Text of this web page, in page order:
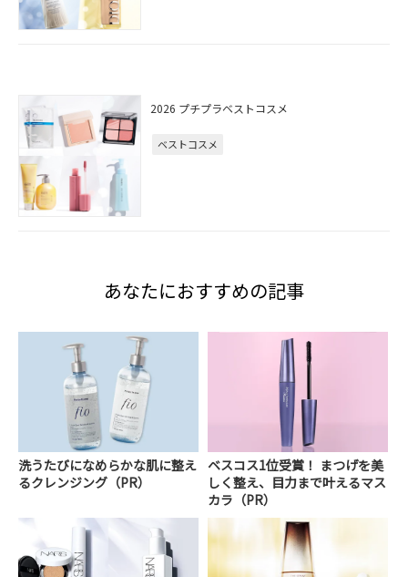
2026 プチプラベストコスメ
ベストコスメ
あなたにおすすめの記事
洗うたびになめらかな肌に整え
るクレンジング（PR）
ベスコス1位受賞！ まつげを美
しく整え、目力まで叶えるマス
カラ（PR）